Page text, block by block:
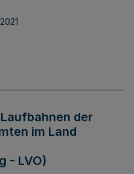
der
im Land
- LVO)